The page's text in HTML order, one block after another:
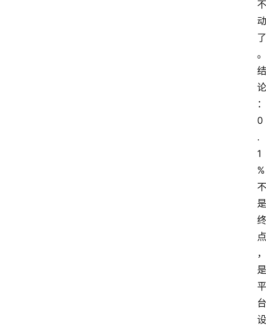
不
动
了
。
结
论
：
0
.
1
%
不
是
终
点
，
是
平
台
设